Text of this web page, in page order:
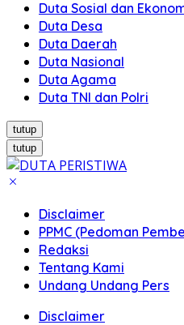
Duta Sosial dan
Duta Desa
Duta Daerah
Duta Nasional
Duta Agama
Duta TNI dan Polri
tutup
tutup
Disclaimer
PPMC (Pedoman
Redaksi
Tentang Kami
Undang Undang Pers
Disclaimer